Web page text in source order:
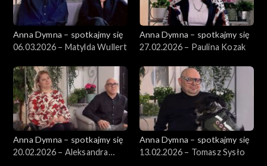
Anna Dymna – spotkajmy się
06.03.2026 – Matylda Wullert
Anna Dymna – spotkajmy się
27.02.2026 – Paulina Kozak
Anna Dymna – spotkajmy się
20.02.2026 – Aleksandra
Anna Dymna – spotkajmy się
13.02.2026 – Tomasz Sysło